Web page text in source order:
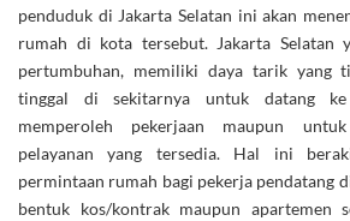
penduduk di Jakarta Selatan ini akan
rumah di kota tersebut. Jakarta Selatan
pertumbuhan, memiliki daya tarik yang
tinggal di sekitarnya untuk datang
memperoleh pekerjaan maupun
pelayanan yang tersedia. Hal ini
permintaan rumah bagi pekerja pendatang
bentuk kos/kontrak maupun apartemen